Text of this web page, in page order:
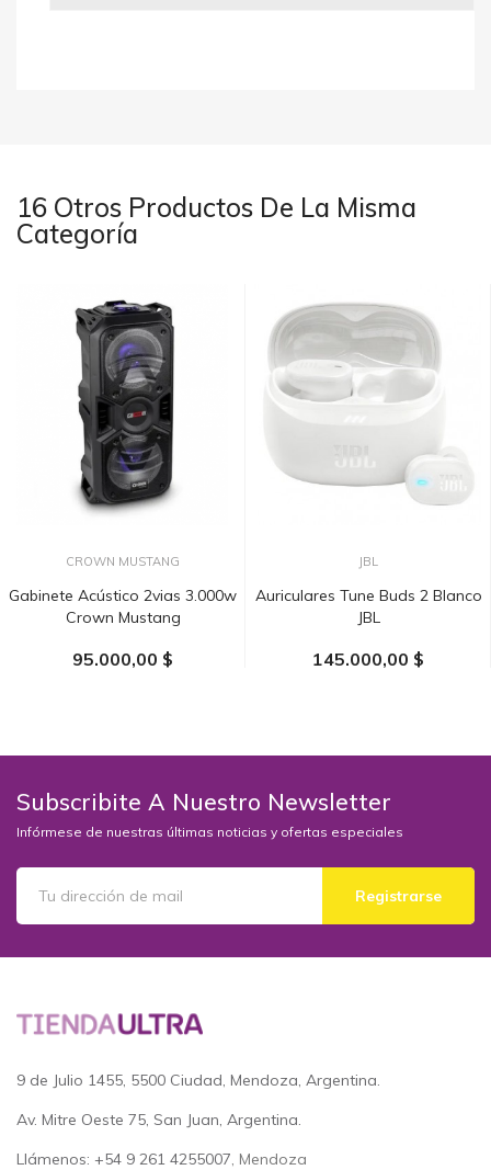
16 Otros Productos De La Misma
Categoría
CROWN MUSTANG
Gabinete Acústico 2vias 3.000w
Crown Mustang
95.000,00 $
JBL
Auriculares Tune Buds 2 Blanco
JBL
145.000,00 $
Subscribite A Nuestro Newsletter
Infórmese de nuestras últimas noticias y ofertas especiales
Registrarse
9 de Julio 1455, 5500 Ciudad, Mendoza, Argentina.
Av. Mitre Oeste 75, San Juan, Argentina.
Llámenos: +54 9 261 4255007, Mendoza